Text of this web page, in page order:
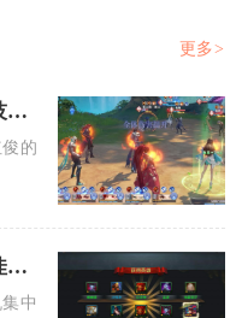
更多>
斗罗大陆魂师对决胖子技能搭配有哪些
的主流技能搭配分为短图爆
乱斗西游傀儡抽取的最佳时机是什么
中在专属傀儡抽取池开启、